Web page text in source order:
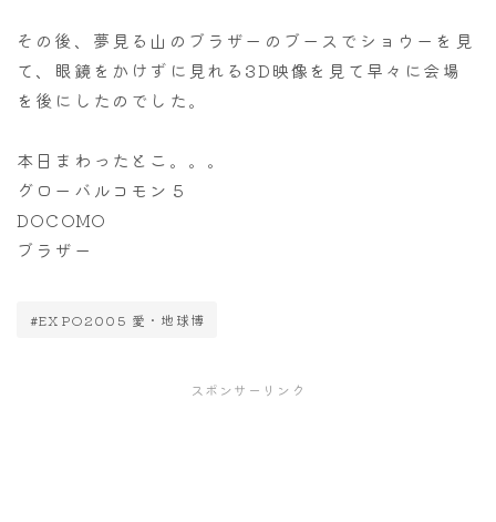
その後、夢見る山のブラザーのブースでショウーを見
て、眼鏡をかけずに見れる3D映像を見て早々に会場
を後にしたのでした。
本日まわったとこ。。。
グローバルコモン５
DOCOMO
ブラザー
#EXPO2005 愛・地球博
スポンサーリンク